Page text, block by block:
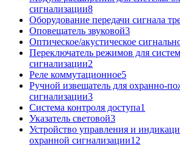
сигнализации8
Оборудование передачи сигнала
Оповещатель звуковой3
Оптическое/акустическое
Переключатель режимов для
сигнализации2
Реле коммутационное5
Ручной извещатель для охранно-
сигнализации3
Система контроля доступа1
Указатель световой3
Устройство управления и
охранной сигнализации12